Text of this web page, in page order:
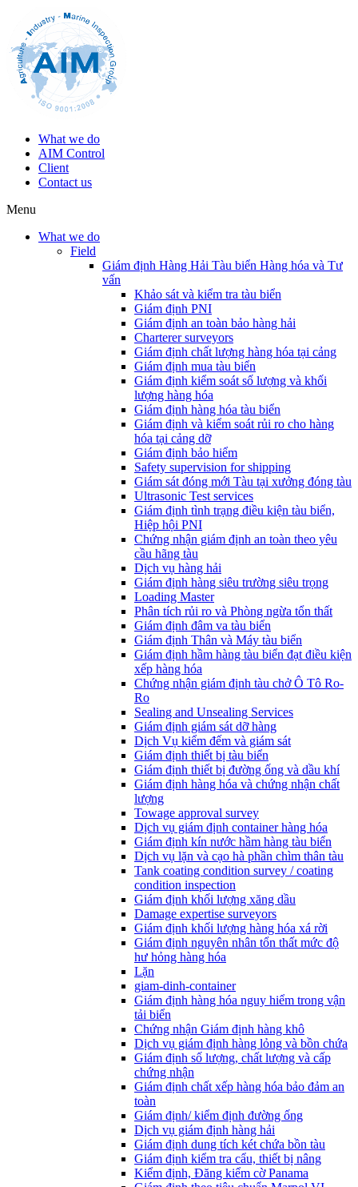
What we do
AIM Control
Client
Contact us
Menu
What we do
Field
Giám định Hàng Hải Tàu biển Hàng hóa và Tư
vấn
Khảo sát và kiểm tra tàu biển
Giám định PNI
Giám định an toàn bảo hàng hải
Charterer surveyors
Giám định chất lượng hàng hóa tại cảng
​Giám định mua tàu biển
Giám định kiểm soát số lượng và khối
lượng hàng hóa
Giám định hàng hóa tàu biển
Giám định và kiểm soát rủi ro cho hàng
hóa tại cảng dỡ
Giám định bảo hiểm
Safety supervision for shipping
Giám sát đóng mới Tàu tại xưởng đóng tàu
Ultrasonic Test services
Giám định tình trạng điều kiện tàu biển,
Hiệp hội PNI
Chứng nhận giám định an toàn theo yêu
cầu hãng tàu
Dịch vụ hàng hải
Giám định hàng siêu trường siêu trọng
Loading Master
Phân tích rủi ro và Phòng ngừa tổn thất
​Giám định đâm va tàu biển
Giám định Thân và Máy tàu biển
​Giám định hầm hàng tàu biển đạt điều kiện
xếp hàng hóa
Chứng nhận giám định tàu chở Ô Tô Ro-
Ro
Sealing and Unsealing Services
Giám định giám sát dỡ hàng
Dịch Vụ kiểm đếm và giám sát
Giám định thiết bị tàu biển
Giám định thiết bị đường ống và dầu khí
Giám định hàng hóa và chứng nhận chất
lượng
Towage approval survey
Dịch vụ giám định container hàng hóa
Giám định kín nước hầm hàng tàu biển
Dịch vụ lặn và cạo hà phần chìm thân tàu
Tank coating condition survey / coating
condition inspection
Giám định khối lượng xăng dầu
Damage expertise surveyors
Giám định khối lượng hàng hóa xá rời
Giám định nguyên nhân tổn thất mức độ
hư hỏng hàng hóa
Lặn
giam-dinh-container
Giám định hàng hóa nguy hiểm trong vận
tải biển
Chứng nhận Giám định hàng khô
Dịch vụ giám định hàng lỏng và bồn chứa
Giám định số lượng, chất lượng và cấp
chứng nhận
Giám định chất xếp hàng hóa bảo đảm an
toàn
Giám định/ kiểm định đường ống
Dịch vụ giám định hàng hải
Giám định dung tích két chứa bồn tàu
Giám định kiểm tra cẩu, thiết bị nâng
Kiểm định, Đăng kiểm cờ Panama